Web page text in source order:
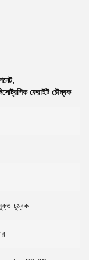
,
ফেরাইট চৌম্বক
চুম্বক